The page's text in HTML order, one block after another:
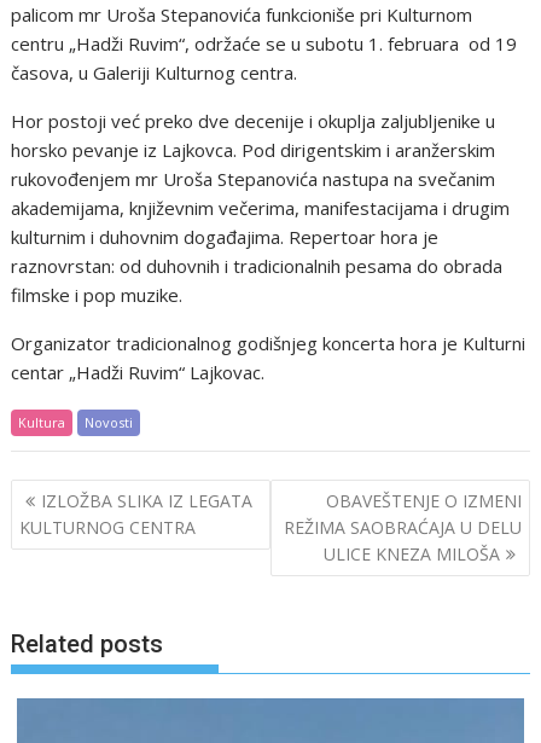
palicom mr Uroša Stepanovića funkcioniše pri Kulturnom
centru „Hadži Ruvim“, održaće se u subotu 1. februara od 19
časova, u Galeriji Kulturnog centra.
Hor postoji već preko dve decenije i okuplja zaljubljenike u
horsko pevanje iz Lajkovca. Pod dirigentskim i aranžerskim
rukovođenjem mr Uroša Stepanovića nastupa na svečanim
akademijama, književnim večerima, manifestacijama i drugim
kulturnim i duhovnim događajima. Repertoar hora je
raznovrstan: od duhovnih i tradicionalnih pesama do obrada
filmske i pop muzike.
Organizator tradicionalnog godišnjeg koncerta hora je Kulturni
centar „Hadži Ruvim“ Lajkovac.
Kultura Novosti
Post
navigation
IZLOŽBA SLIKA IZ LEGATA
KULTURNOG CENTRA
OBAVEŠTENJE O IZMENI
REŽIMA SAOBRAĆAJA U DELU
ULICE KNEZA MILOŠA
Related posts